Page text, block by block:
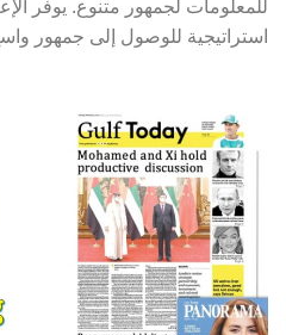
للمعلومات لجمهور متنوع. يوفر
استراتيجية للوصول إلى جمهور